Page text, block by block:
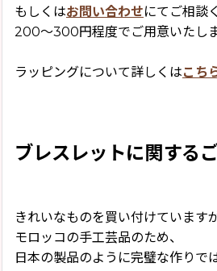
もしくはお問い合わせにてご相談
200〜300円程度でご用意いたしま
ラッピングについて詳しくはこち
ブレスレットに関する
きれいなものを買い付けていますが
モロッコの手工芸品のため、
日本の製品のように完璧な作りで